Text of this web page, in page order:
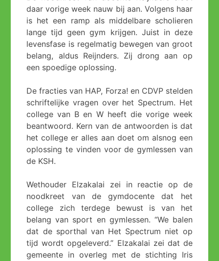
daar vorige week nauw bij aan. Volgens haar
is het een ramp als middelbare scholieren
lange tijd geen gym krijgen. Juist in deze
levensfase is regelmatig bewegen van groot
belang, aldus Reijnders. Zij drong aan op
een spoedige oplossing.
De fracties van HAP, Forza! en CDVP stelden
schriftelijke vragen over het Spectrum. Het
college van B en W heeft die vorige week
beantwoord. Kern van de antwoorden is dat
het college er alles aan doet om alsnog een
oplossing te vinden voor de gymlessen van
de KSH.
Wethouder Elzakalai zei in reactie op de
noodkreet van de gymdocente dat het
college zich terdege bewust is van het
belang van sport en gymlessen. “We balen
dat de sporthal van Het Spectrum niet op
tijd wordt opgeleverd.” Elzakalai zei dat de
gemeente in overleg met de stichting Iris